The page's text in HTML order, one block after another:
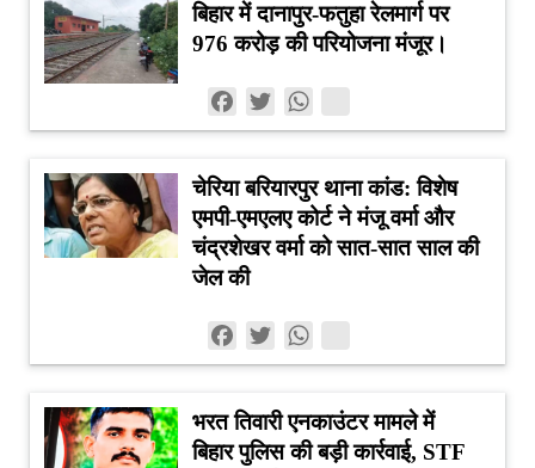
बिहार में दानापुर-फतुहा रेलमार्ग पर
976 करोड़ की परियोजना मंजूर।
Facebook
Twitter
चेरिया बरियारपुर थाना कांड: विशेष
एमपी-एमएलए कोर्ट ने मंजू वर्मा और
चंद्रशेखर वर्मा को सात-सात साल की
जेल की
Facebook
Twitter
भरत तिवारी एनकाउंटर मामले में
बिहार पुलिस की बड़ी कार्रवाई, STF